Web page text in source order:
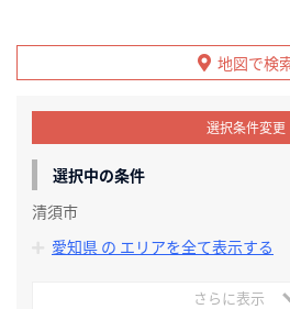
地図で検
選択条件変更
選択中の条件
清須市
愛知県 の エリアを全て表示する
さらに表示